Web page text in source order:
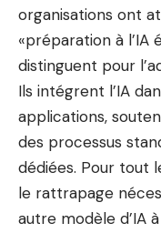
organisations ont
«préparation à l’IA
distinguent pour
Ils intégrent l’IA
applications,
des processus
dédiées. Pour tout
le rattrapage
autre modèle d’IA